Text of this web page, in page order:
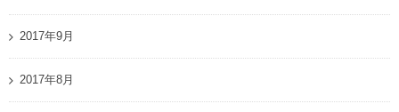
2017年9月
2017年8月